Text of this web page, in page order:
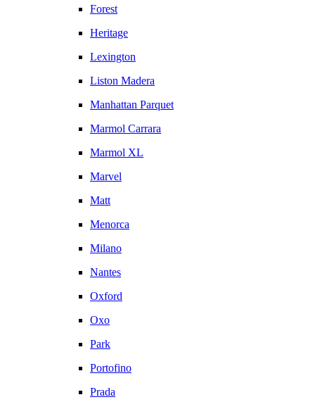
Forest
Heritage
Lexington
Liston Madera
Manhattan Parquet
Marmol Carrara
Marmol XL
Marvel
Matt
Menorca
Milano
Nantes
Oxford
Oxo
Park
Portofino
Prada